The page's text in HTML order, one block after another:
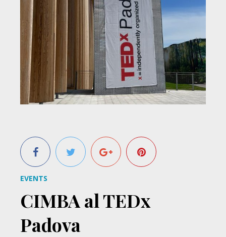
EVENTS
CIMBA al TEDx
Padova